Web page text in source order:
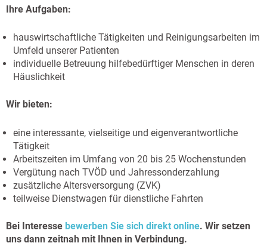
Ihre Aufgaben:
hauswirtschaftliche Tätigkeiten und Reinigungsarbeiten im
Umfeld unserer Patienten
individuelle Betreuung hilfebedürftiger Menschen in deren
Häuslichkeit
Wir bieten:
eine interessante, vielseitige und eigenverantwortliche
Tätigkeit
Arbeitszeiten im Umfang von 20 bis 25 Wochenstunden
Vergütung nach TVÖD und Jahressonderzahlung
zusätzliche Altersversorgung (ZVK)
teilweise Dienstwagen für dienstliche Fahrten
Bei Interesse bewerben Sie sich direkt online. Wir setzen
uns dann zeitnah mit Ihnen in Verbindung.